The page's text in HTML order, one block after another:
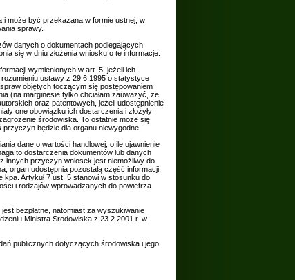
i może być przekazana w formie ustnej, w
sprawy.
danych o dokumentach podlegających
się w dniu złożenia wniosku o te informacje.
wymienionych w art. 5, jeżeli ich
ustawy z 29.6.1995 o statystyce
objętych toczącym się postępowaniem
(na marginesie tylko chciałam zauważyć, że
oraz patentowych, jeżeli udostępnienie
one obowiązku ich dostarczenia i złożyły
środowiska. To ostatnie może się
będzie dla organu niewygodne.
dane o wartości handlowej, o ile ujawnienie
to dostarczenia dokumentów lub danych
innych przyczyn wniosek jest niemożliwy do
organ udostępnia pozostałą część informacji.
Artykuł 7 ust. 5 stanowi w stosunku do
i rodzajów wprowadzanych do powietrza
bezpłatne, natomiast za wyszukiwanie
Ministra Środowiska z 23.2.2001 r. w
publicznych dotyczących środowiska i jego